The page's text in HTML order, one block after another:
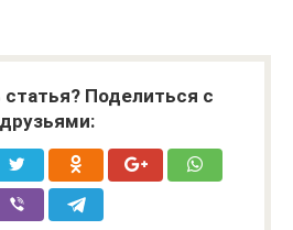
Поделиться с
друзьями: